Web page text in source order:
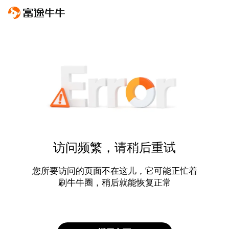
访问频繁，请稍后重试
您所要访问的页面不在这儿，它可能正忙着
刷牛牛圈，稍后就能恢复正常